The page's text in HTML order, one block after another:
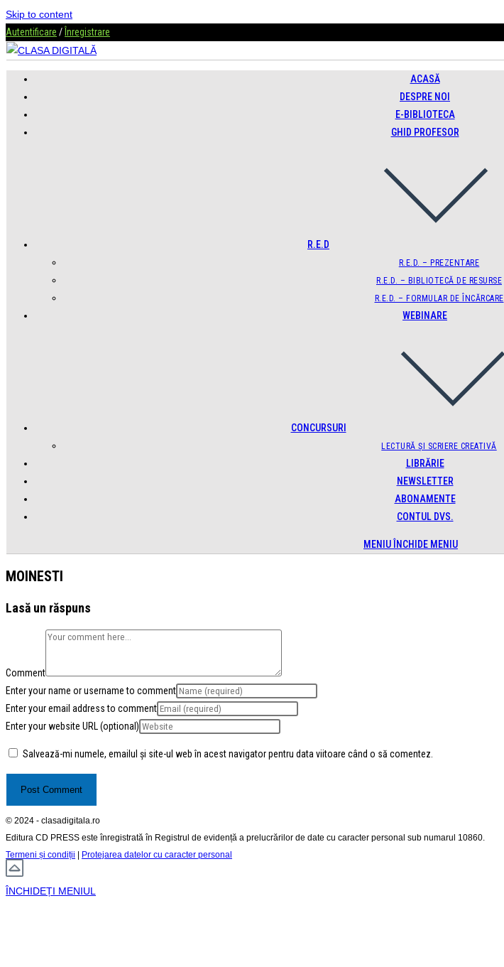
Skip to content
Autentificare / Înregistrare
ACASĂ
DESPRE NOI
E-BIBLIOTECA
GHID PROFESOR
R.E.D
R.E.D. – PREZENTARE
R.E.D. – BIBLIOTECĂ DE RESURSE
R.E.D. – FORMULAR DE ÎNCĂRCARE
WEBINARE
CONCURSURI
LECTURĂ ȘI SCRIERE CREATIVĂ
LIBRĂRIE
NEWSLETTER
ABONAMENTE
CONTUL DVS.
MENIU ÎNCHIDE MENIU
MOINESTI
Lasă un răspuns
Comment
Enter your name or username to comment
Enter your email address to comment
Enter your website URL (optional)
Salvează-mi numele, emailul și site-ul web în acest navigator pentru data viitoare când o să comentez.
© 2024 - clasadigitala.ro
Editura CD PRESS este înregistrată în Registrul de evidență a prelucrărilor de date cu caracter personal sub numarul 10860.
Termeni și condiții | Protejarea datelor cu caracter personal
ÎNCHIDEȚI MENIUL